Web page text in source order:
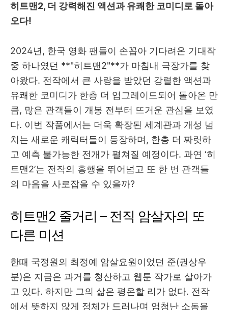
히트맨2, 더 강력해진 액션과 유쾌한 코미디로 돌아
오다!
2024년, 한국 영화 팬들이 손꼽아 기다려온 기대작
중 하나였던 **"히트맨2"**가 마침내 극장가를 찾
아왔다. 전작에서 큰 사랑을 받았던 강렬한 액션과
유쾌한 코미디가 한층 더 업그레이드되어 돌아온 만
큼, 많은 관객들이 개봉 전부터 뜨거운 관심을 보였
다. 이번 작품에서는 더욱 확장된 세계관과 개성 넘
치는 새로운 캐릭터들이 등장하며, 한층 더 짜릿하
고 예측 불가능한 전개가 펼쳐질 예정이다. 과연 ‘히
트맨2’는 전작의 흥행을 뛰어넘고 또 한 번 관객들
의 마음을 사로잡을 수 있을까?
히트맨2 줄거리 – 전직 암살자의 또
다른 미션
한때 국정원의 최정예 암살요원이었던 준(권상우
분)은 지금은 과거를 청산하고 웹툰 작가로 살아가
고 있다. 하지만 그의 삶은 평온할 리가 없다. 전작
에서 뜻하지 않게 정체가 드러나며 엄청난 소동을